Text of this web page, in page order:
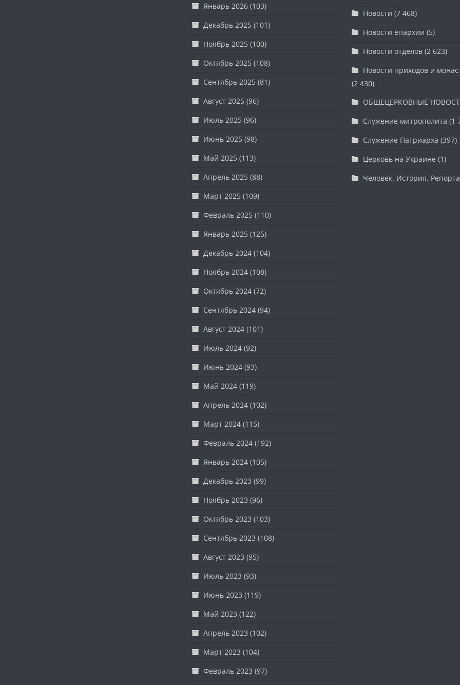
Январь 2026(103)
Декабрь 2025 (101)
Ноябрь 2025 (100)
Октябрь 2025 (108)
Сентябрь 2025 (81)
Август 2025 (96)
Июль 2025 (96)
Июнь 2025 (98)
Май 2025 (113)
Апрель 2025 (88)
Март 2025 (109)
Февраль 2025 (110)
Январь 2025 (125)
Декабрь 2024(104)
Ноябрь 2024(108)
Октябрь 2024(72)
Сентябрь 2024(94)
Август 2024(101)
Июль 2024(92)
Июнь 2024(93)
Май 2024(119)
Апрель 2024(102)
Март 2024(115)
Февраль 2024(192)
Январь 2024(105)
Декабрь 2023 (99)
Ноябрь 2023 (96)
Октябрь 2023 (103)
Сентябрь 2023 (108)
Август 2023 (95)
Июль 2023 (93)
Июнь 2023 (119)
Май 2023 (122)
Апрель 2023 (102)
Март 2023 (104)
Февраль 2023 (97)
Новости (7 468)
Новости епархии (5)
Новости отделов(2 623)
Новости приходов и
(2 430)
ОБЩЕЦЕРКОВНЫЕ
Служение митрополита (1
Служение Патриарха (397)
Церковь на Украине (1)
Человек. История.